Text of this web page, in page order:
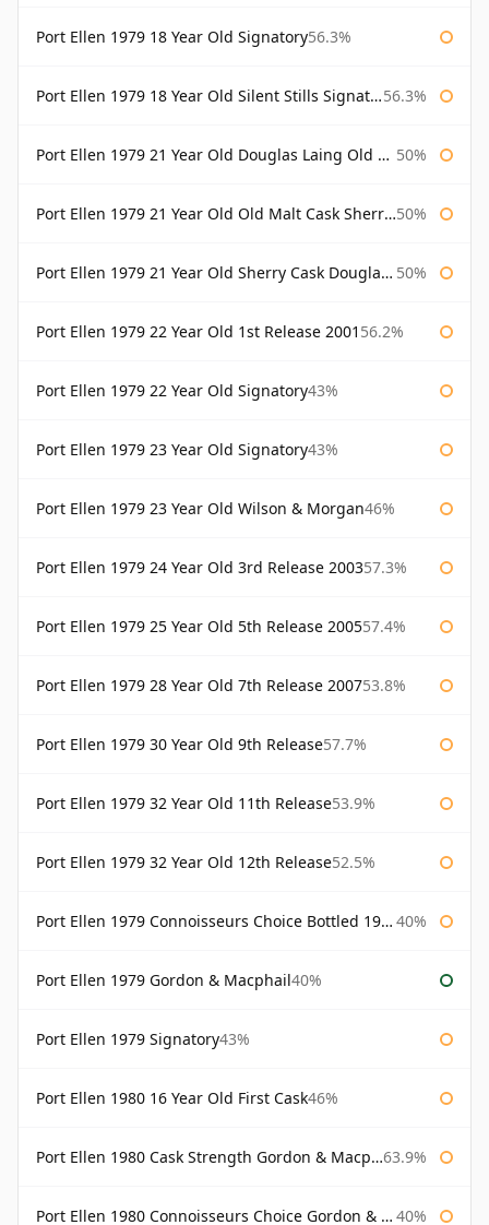
Port Ellen 1979 18 Year Old Signatory56.3%
Port Ellen 1979 18 Year Old Silent Stills Signatory 56.3%
Port Ellen 1979 21 Year Old Douglas Laing Old Malt Cask 50%
Port Ellen 1979 21 Year Old Old Malt Cask Sherry Cask Douglas Laing 50%
Port Ellen 1979 21 Year Old Sherry Cask Douglas Laing Old Malt Cask 50%
Port Ellen 1979 22 Year Old 1st Release 2001 56.2%
Port Ellen 1979 22 Year Old Signatory43%
Port Ellen 1979 23 Year Old Signatory43%
Port Ellen 1979 23 Year Old Wilson & Morgan46%
Port Ellen 1979 24 Year Old 3rd Release 200357.3%
Port Ellen 1979 25 Year Old 5th Release 200557.4%
Port Ellen 1979 28 Year Old 7th Release 200753.8%
Port Ellen 1979 30 Year Old 9th Release57.7%
Port Ellen 1979 32 Year Old 11th Release53.9%
Port Ellen 1979 32 Year Old 12th Release52.5%
Port Ellen 1979 Connoisseurs Choice Bottled 1995 Gordon & Macphail 40%
Port Ellen 1979 Gordon & Macphail40%
Port Ellen 1979 Signatory43%
Port Ellen 1980 16 Year Old First Cask46%
Port Ellen 1980 Cask Strength Gordon & Macphail 63.9%
Port Ellen 1980 Connoisseurs Choice Gordon & Macphail 40%